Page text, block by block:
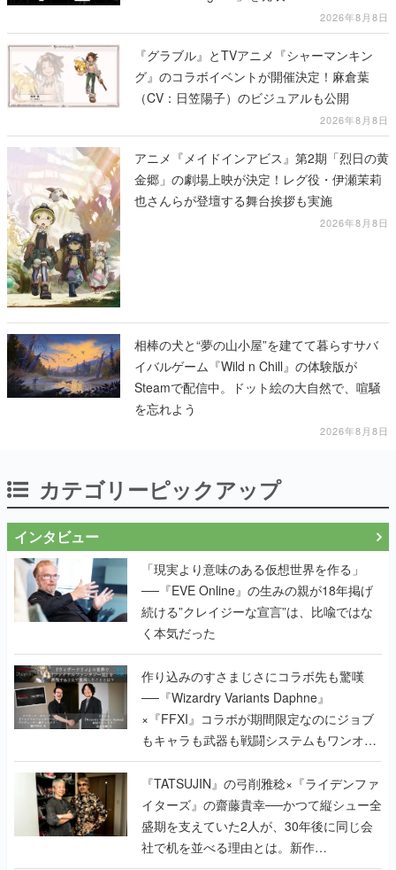
2026年8月8日
『グラブル』とTVアニメ『シャーマンキン
グ』のコラボイベントが開催決定！麻倉葉
（CV：日笠陽子）のビジュアルも公開
2026年8月8日
アニメ『メイドインアビス』第2期「烈日の黄
金郷」の劇場上映が決定！レグ役・伊瀬茉莉
也さんらが登壇する舞台挨拶も実施
2026年8月8日
相棒の犬と“夢の山小屋”を建てて暮らすサバ
イバルゲーム『Wild n Chill』の体験版が
Steamで配信中。ドット絵の大自然で、喧騒
を忘れよう
2026年8月8日
カテゴリーピックアップ
インタビュー
「現実より意味のある仮想世界を作る」
──『EVE Online』の生みの親が18年掲げ
続ける”クレイジーな宣言”は、比喩ではな
く本気だった
作り込みのすさまじさにコラボ先も驚嘆
──『Wizardry Variants Daphne』
×『FFXI』コラボが期間限定なのにジョブ
もキャラも武器も戦闘システムもワンオフ
で作り込まれた理由を両ディレクターに聞
く
『TATSUJIN』の弓削雅稔×『ライデンファ
イターズ』の齋藤貴幸──かつて縦シュー全
盛期を支えていた2人が、30年後に同じ会
社で机を並べる理由とは。新作